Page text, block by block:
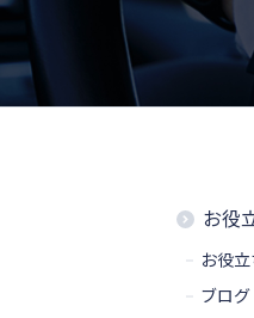
お役
お役
ブログ